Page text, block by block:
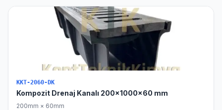
KKT-2060-DK
Kompozit Drenaj Kanalı 200x1000x60 mm
200mm × 60mm